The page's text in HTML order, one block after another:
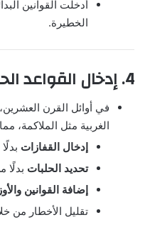
أُدخلت القوانين
الخطيرة.
4. إدخال القواعد الحديثة (القرن الـ20):
في أوائل القرن
الغربية مثل الملاكمة،
إدخال القفازات
تحديد الحلبات بدلًا
إضافة القوانين
تقليل الأخطار من